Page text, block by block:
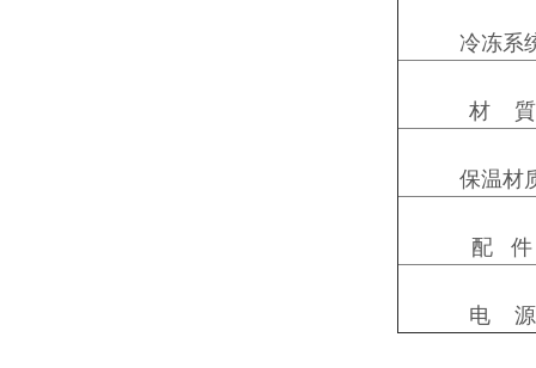
冷冻系
材 質
保温材
配 件
电 源